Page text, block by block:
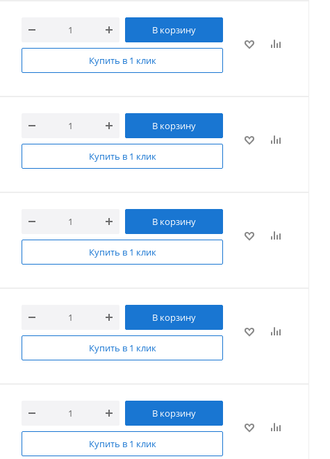
В корзину
Купить в 1 клик
В корзину
Купить в 1 клик
В корзину
Купить в 1 клик
В корзину
Купить в 1 клик
В корзину
Купить в 1 клик